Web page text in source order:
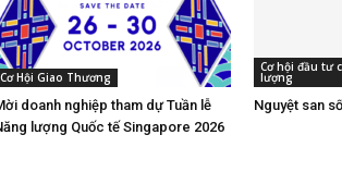
Cơ Hội Giao Thương
doanh nghiệp tham dự Tuần lễ
lượng Quốc tế Singapore 2026
Cơ hội đầu tư
lượng
Nguyệt san